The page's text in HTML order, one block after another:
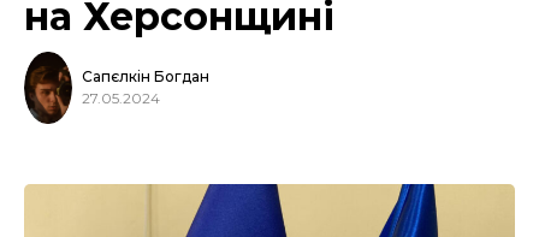
на Херсонщині
Сапєлкін Богдан
27.05.2024